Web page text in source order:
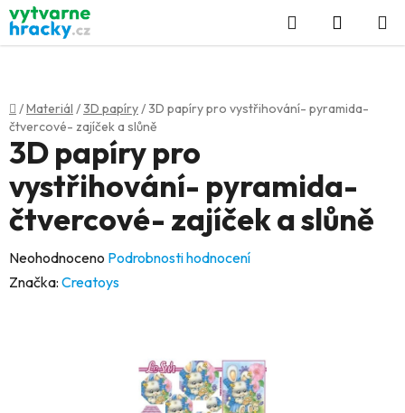
Přejít
na
obsah
Hledat
KOŠÍK
Domů
/Materiál /3D papíry/3D papíry pro vystřihování- pyramida-
čtvercové- zajíček a slůně
3D papíry pro
vystřihování- pyramida-
čtvercové- zajíček a slůně
Průměrné
hodnocení
Neohodnoceno Podrobnosti hodnocení
Značka: Creatoys